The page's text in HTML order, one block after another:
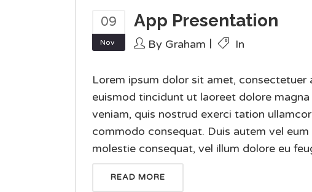
09
Nov
App Presentation
By Graham In
Lorem ipsum dolor sit amet,
euismod tincidunt ut laoreet dolore
veniam, quis nostrud exerci tation
commodo consequat. Duis autem vel
molestie consequat, vel illum dolore eu
READ MORE